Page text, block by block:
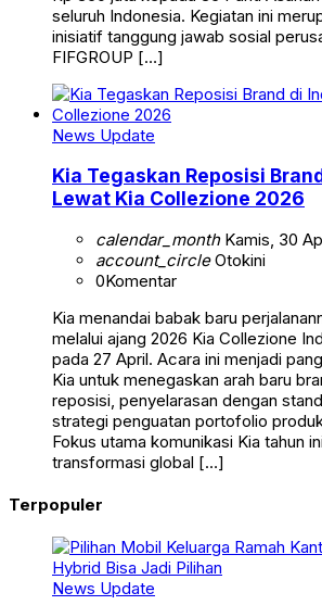
seluruh Indonesia. Kegiatan ini
inisiatif tanggung jawab sosial
FIFGROUP […]
News Update
Kia Tegaskan Reposisi
Lewat Kia Collezione 2026
calendar_monthKamis, 30
account_circleOtokini
0Komentar
Kia menandai babak baru
melalui ajang 2026 Kia Collezione
pada 27 April. Acara ini menjadi
Kia untuk menegaskan arah baru
reposisi, penyelarasan dengan
strategi penguatan portofolio
Fokus utama komunikasi Kia tahun
transformasi global […]
Terpopuler
News Update